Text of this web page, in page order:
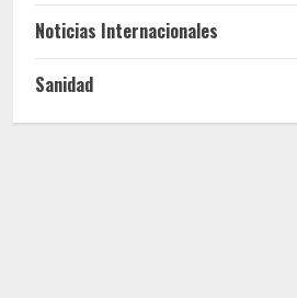
Noticias Internacionales
Sanidad